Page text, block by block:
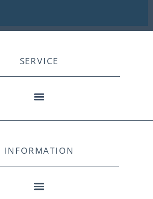
SERVICE
INFORMATION